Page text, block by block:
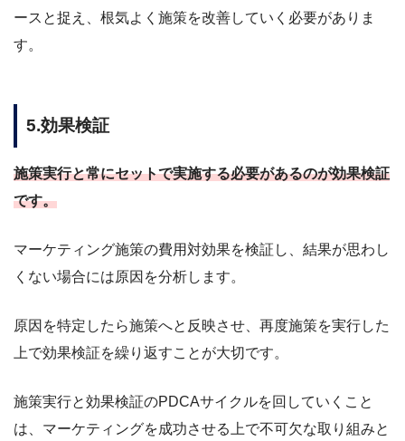
ースと捉え、根気よく施策を改善していく必要がありま
す。
5.効果検証
施策実行と常にセットで実施する必要があるのが効果検証
です。
マーケティング施策の費用対効果を検証し、結果が思わし
くない場合には原因を分析します。
原因を特定したら施策へと反映させ、再度施策を実行した
上で効果検証を繰り返すことが大切です。
施策実行と効果検証のPDCAサイクルを回していくこと
は、マーケティングを成功させる上で不可欠な取り組みと